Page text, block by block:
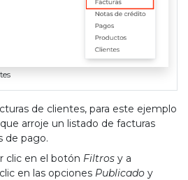
de clientes, para este ejemplo
arroje un listado de facturas
de pago.
clic en el botón Filtros y a
en las opciones Publicado y